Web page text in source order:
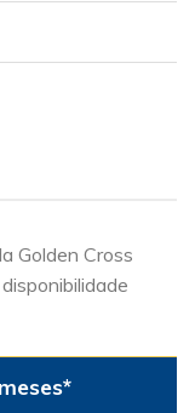
Golden Cross